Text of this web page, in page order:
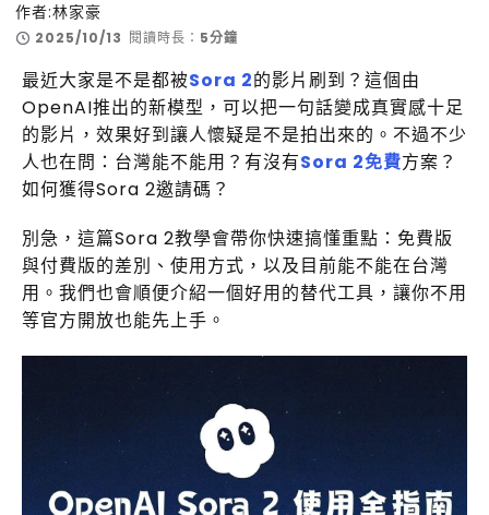
作者:林家豪
2025/10/13 閱讀時長： 5分鐘
最近大家是不是都被Sora 2的影片刷到？這個由
OpenAI推出的新模型，可以把一句話變成真實感十足
的影片，效果好到讓人懷疑是不是拍出來的。不過不少
人也在問：台灣能不能用？有沒有Sora 2免費方案？
如何獲得Sora 2邀請碼？
別急，這篇Sora 2教學會帶你快速搞懂重點：免費版
與付費版的差別、使用方式，以及目前能不能在台灣
用。我們也會順便介紹一個好用的替代工具，讓你不用
等官方開放也能先上手。